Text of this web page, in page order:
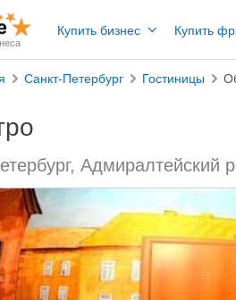
Купить бизнес Купить
Санкт-Петербург Гостиницы
Адмиралтейский